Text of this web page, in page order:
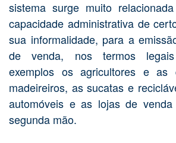
sistema surge muito
capacidade administrativa de
sua informalidade, para a
de venda, nos termos
exemplos os agricultores e as
madeireiros, as sucatas e
automóveis e as lojas de
segunda mão.